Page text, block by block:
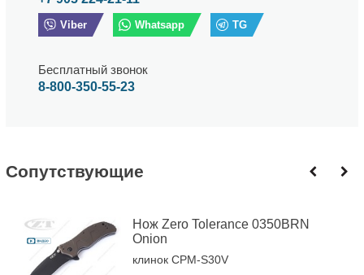
Viber Whatsapp TG
Бесплатный звонок
8-800-350-55-23
Cопутствующие
Нож Zero Tolerance 0350BRN
Onion
клинок CPM-S30V